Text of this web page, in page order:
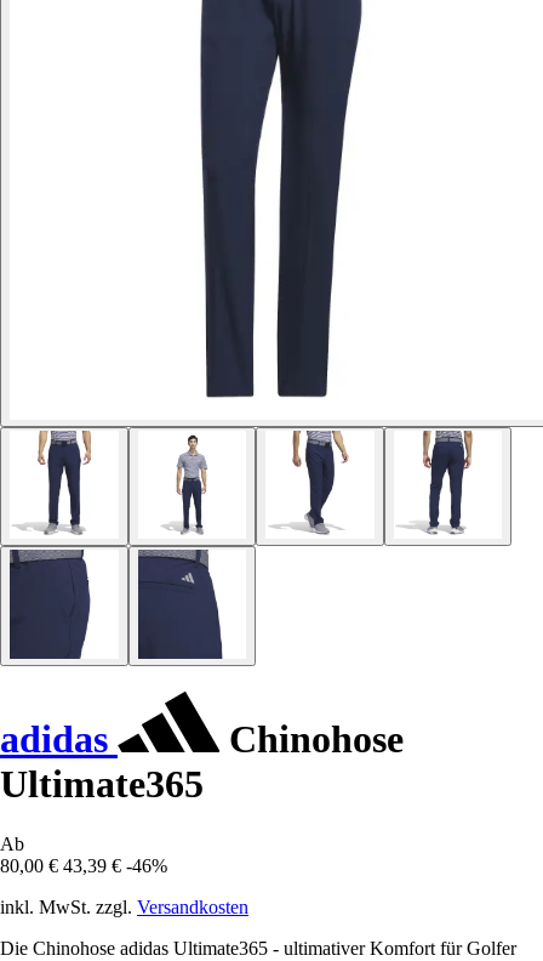
adidas
Chinohose
Ultimate365
Ab
80,00 € 43,39 € -46%
inkl. MwSt. zzgl. Versandkosten
Die Chinohose adidas Ultimate365 - ultimativer Komfort für Golfer